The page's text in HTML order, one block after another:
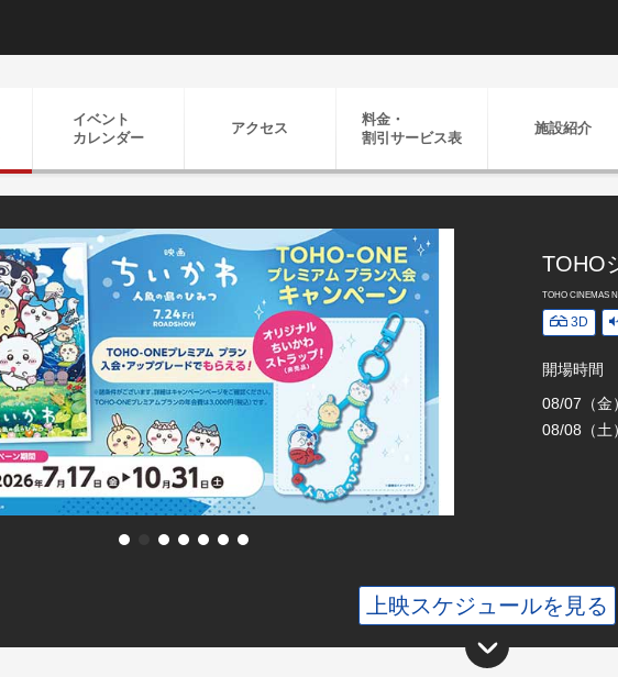
イベント
カレンダー
アクセス
料金・
割引 サービス表
施設紹介
TOHO
TOHO CINEMAS
3D
開場時間
08/07（
08/08（
上映スケジュールを見る